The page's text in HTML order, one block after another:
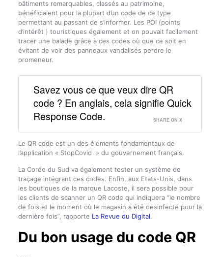
bâtiments remarquables, classés au patrimoine,
bénéficiaient pour la plupart d’un code de ce type
permettant au passant de s’informer. Les POI (points
d’intérêt ) touristiques également et on pouvait facilement
tracer une balade grâce à ces codes où que ce soit en
évitant de voir des panneaux vandalisés perdre le
promeneur.
Savez vous ce que veux dire QR
code ? En anglais, cela signifie Quick
Response Code.
SHARE ON X
Le QR code est un des éléments fondamentaux de
l’application « StopCovid » du gouvernement français.
La Corée du Sud va également tester un système de
traçage intégrant ces codes. Enfin, aux Etats-Unis, dans
les boutiques de la marque Lacoste, il sera possible pour
les clients de scanner un QR code qui indiquera “le nombre
de fois et le moment où le magasin a été désinfecté pour la
dernière fois”, rapporte La Revue du Digital.
Du bon usage du code QR